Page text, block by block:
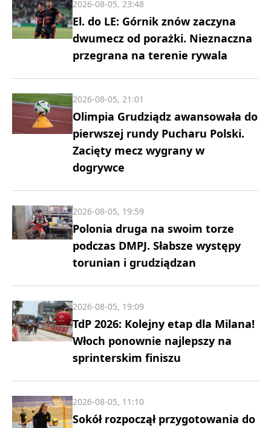
El. do LE: Górnik znów zaczyna
dwumecz od porażki. Nieznaczna
przegrana na terenie rywala
2026-08-05, 23:48
Olimpia Grudziądz awansowała do
pierwszej rundy Pucharu Polski.
Zacięty mecz wygrany w
dogrywce
2026-08-05, 21:01
Polonia druga na swoim torze
podczas DMPJ. Słabsze występy
torunian i grudziądzan
2026-08-05, 19:59
TdP 2026: Kolejny etap dla Milana!
Włoch ponownie najlepszy na
sprinterskim finiszu
2026-08-05, 19:09
Sokół rozpoczął przygotowania do
2026-08-05, 11:10